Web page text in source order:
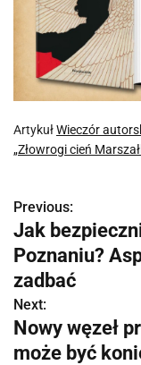
ArtykułWieczór
„Złowrogi cień
N
a
w
i
g
Previous:
Jak
Poznaniu?
zadbać
Next:
Nowy węzeł
może być